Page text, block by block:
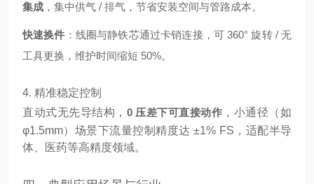
集成 ，集中供气 / 排气，节省安装空间与管路成本。
快速换件 ：线圈与静铁芯通过卡销连接，可 360° 旋转 / 无
工具更换，维护时间缩短 50%。
4. 精准稳定控制
直动式无先导结构， 0 压差下可直接动作 ，小通径（如
φ1.5mm）场景下流量控制精度达 ±1% FS，适配半导
体、医药等高精度领域。